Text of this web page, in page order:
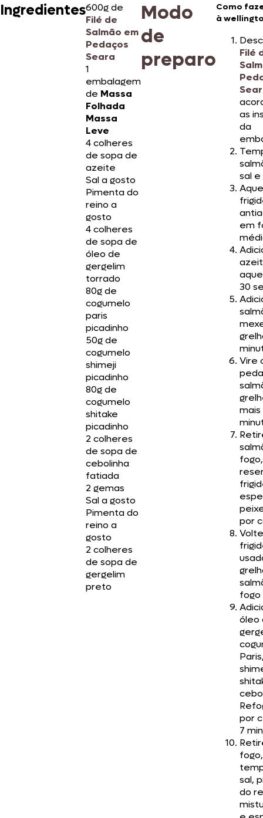
Ingredientes600g de
Filé de
Salmão em
Pedaços
Seara
1
embalagem
de Massa
Folhada
Massa
Leve
4 colheres
de sopa de
azeite
Sal a gosto
Pimenta do
reino a
gosto
4 colheres
de sopa de
óleo de
gergelim
torrado
80g de
cogumelo
paris
picadinho
50g de
cogumelo
shimeji
picadinho
80g de
cogumelo
shitake
picadinho
2 colheres
de sopa de
cebolinha
fatiada
2 gemas
Sal a gosto
Pimenta do
reino a
gosto
2 colheres
de sopa de
gergelim
preto
Modo
de
preparo
Como
à
Filé
as
da
sal
em
30
Vire
mais
fogo,
por
fogo
óleo
por
7
fogo,
sal,
do